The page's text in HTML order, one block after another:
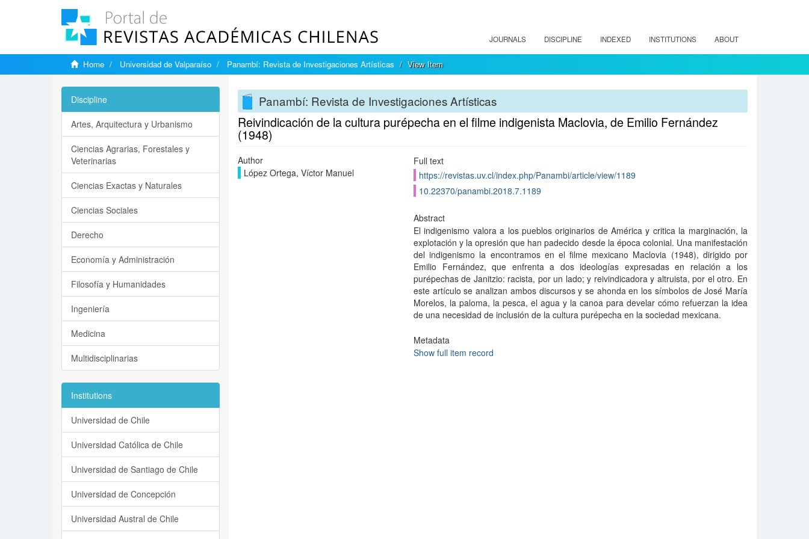
JOURNALS DISCIPLINE INDEXED INSTITUTIONS ABOUT
Home Universidad de Valparaíso Panambí: Revista de Investigaciones Artísticas View Item
Panambí: Revista de Investigaciones Artísticas
Reivindicación de la cultura purépecha en el filme indigenista Maclovia, de Emilio Fernández
(1948)
Author
López Ortega, Víctor Manuel
Full text
https://revistas.uv.cl/index.php/Panambi/article/view/1189
10.22370/panambi.2018.7.1189
Abstract
El indigenismo valora a los pueblos originarios de América y critica la marginación, la
explotación y la opresión que han padecido desde la época colonial. Una manifestación
del indigenismo la encontramos en el filme mexicano Maclovia (1948), dirigido por
Emilio Fernández, que enfrenta a dos ideologías expresadas en relación a los
purépechas de Janitzio: racista, por un lado; y reivindicadora y altruista, por el otro. En
este artículo se analizan ambos discursos y se ahonda en los símbolos de José María
Morelos, la paloma, la pesca, el agua y la canoa para develar cómo refuerzan la idea
de una necesidad de inclusión de la cultura purépecha en la sociedad mexicana.
Metadata
Show full item record
Discipline
Artes, Arquitectura y Urbanismo
Ciencias Agrarias, Forestales y
Veterinarias
Ciencias Exactas y Naturales
Ciencias Sociales
Derecho
Economía y Administración
Filosofía y Humanidades
Ingeniería
Medicina
Multidisciplinarias
Institutions
Universidad de Chile
Universidad Católica de Chile
Universidad de Santiago de Chile
Universidad de Concepción
Universidad Austral de Chile